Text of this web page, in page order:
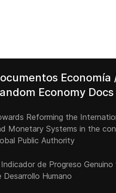
union warns of "summer of
Economía
Economy Docs
Reforming the
Monetary Systems in the
Public Authority
Indicador de Progreso Genuino
Desarrollo Humano